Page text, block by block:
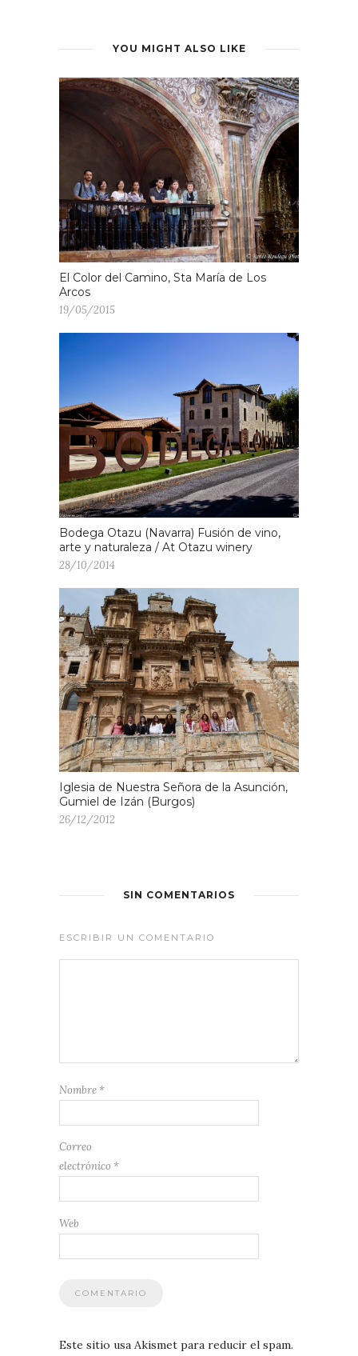
YOU MIGHT ALSO LIKE
El Color del Camino, Sta María de Los
Arcos
19/05/2015
Bodega Otazu (Navarra) Fusión de vino,
arte y naturaleza / At Otazu winery
28/10/2014
Iglesia de Nuestra Señora de la Asunción,
Gumiel de Izán (Burgos)
26/12/2012
SIN COMENTARIOS
ESCRIBIR UN COMENTARIO
Nombre *
Correo
electrónico *
Web
Este sitio usa Akismet para reducir el spam.